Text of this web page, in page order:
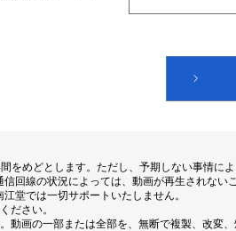
をめどとします。ただし、予期しない事情に
回線の状況によっては、動画が再生されない
堂では一切サポートいたしません。
ださい。
動画の一部または全部を、無断で複製、改変